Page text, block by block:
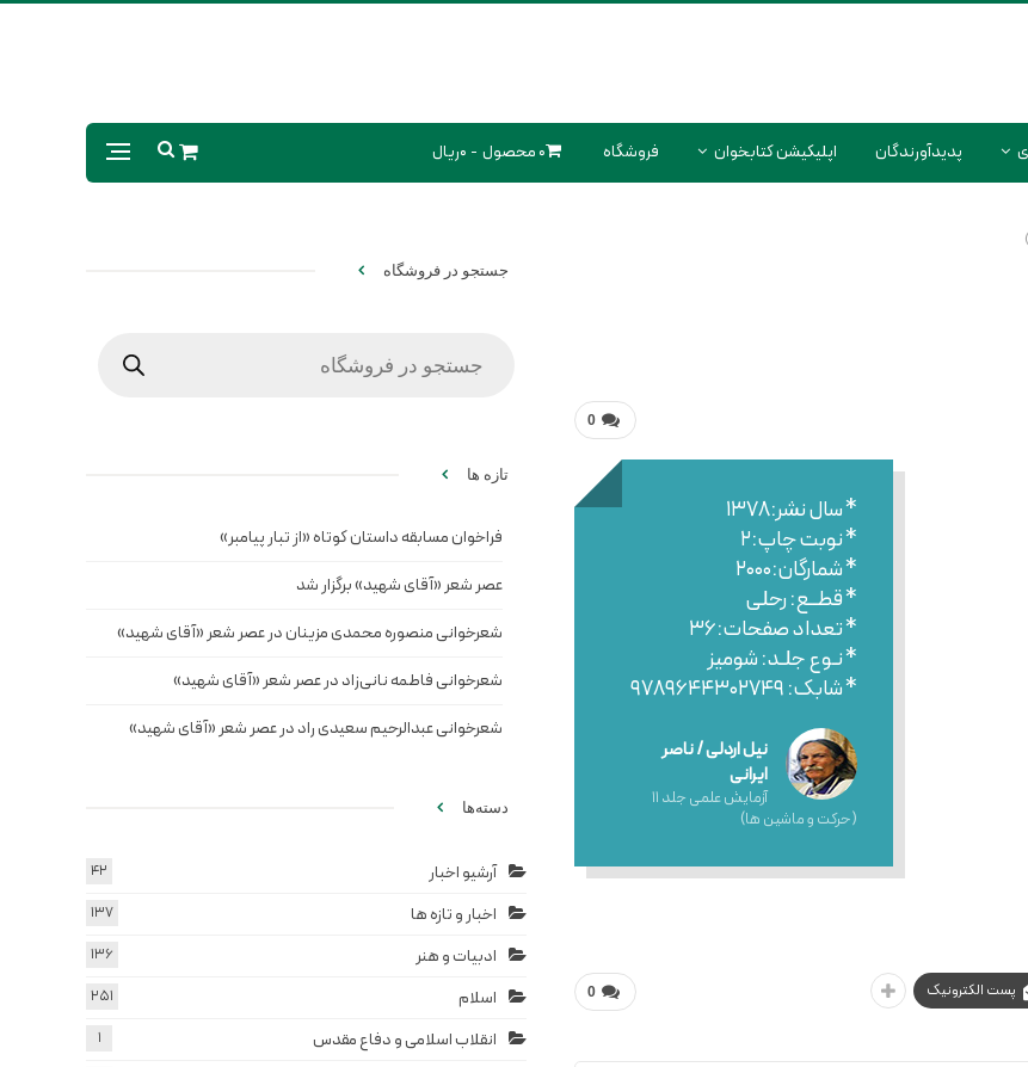
پدیدآورندگان اپلیکیشن کتابخوان فروشگاه 0 محصول 0ریال
0
* سال نشر:۱۳۷۸
* نوبت چاپ:۲
* شمارگان:۲۰۰۰
* قطــع: رحلی
* تعداد صفحات:۳۶
* نـوع جلـد: شومیز
* شابک: ۹۷۸۹۶۴۴۳۰۲۷۴۹
نیل اردلی / ناصر
ایرانی
آزمایش علمی جلد ۱۱
(حرکت و ماشین ها)
0 پست الکترونیک
جستجو در فروشگاه
تازه ها
فراخوان مسابقه داستان کوتاه «از تبار پیامبر»
عصر شعر «آقای شهید» برگزار شد
شعرخوانی منصوره محمدی مزینان در عصر شعر «آقای شهید»
شعرخوانی فاطمه نانی‌زاد در عصر شعر «آقای شهید»
شعرخوانی عبدالرحیم سعیدی راد در عصر شعر «آقای شهید»
دسته‌ها
آرشیو اخبار 42
اخبار و تازه ها 137
ادبیات و هنر 136
اسلام 251
انقلاب اسلامی و دفاع مقدس 1